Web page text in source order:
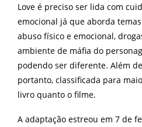
Love é preciso ser lida com
emocional já que aborda
abuso físico e emocional,
ambiente de máfia do
podendo ser diferente. Além
portanto, classificada para
livro quanto o filme.
A adaptação estreou em 7 de